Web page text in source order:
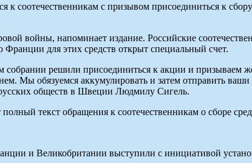
к соотечественникам с призывом присоединиться к
войны, напоминает издание. Российские
для этих средств открыт специальный счет.
решили присоединиться к акции и призываем
Мы обязуемся аккумулировать и затем отправить
обществ в Швеции Людмилу Сигель.
полный текст обращения к соотечественникам о сборе
и Великобритании выступили с инициативой